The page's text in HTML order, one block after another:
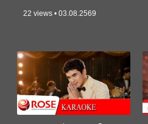
22 views • 03.08.2569